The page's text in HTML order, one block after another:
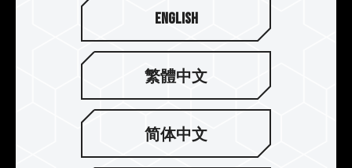
長度僅 3 公分的尺寸，容量最大至 2TB 的儲存空
間，盡情儲存遊戲、高畫質影片與照片以及巨量資
English
繁體中文
简体中文